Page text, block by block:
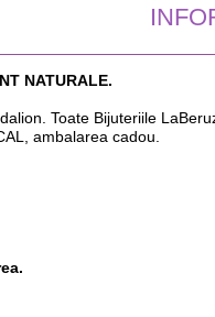
NATURALE.
Toate Bijuteriile
ambalarea cadou.